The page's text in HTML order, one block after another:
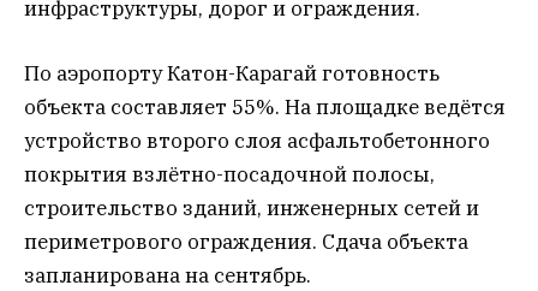
инфраструктуры, дорог и ограждения.
По аэропорту Катон-Карагай готовность
объекта составляет 55%. На площадке ведётся
устройство второго слоя асфальтобетонного
покрытия взлётно-посадочной полосы,
строительство зданий, инженерных сетей и
периметрового ограждения. Сдача объекта
запланирована на сентябрь.